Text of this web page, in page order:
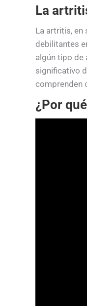
La
La artritis, en
debilitantes
algún tipo de
significativo
comprenden
¿Por